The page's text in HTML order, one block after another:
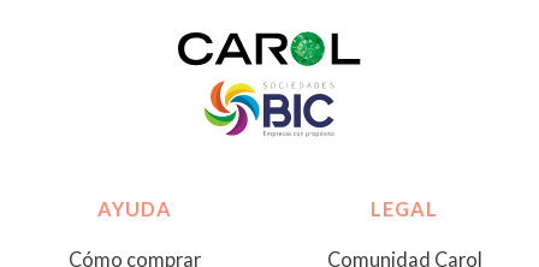
AYUDA
Cómo comprar
LEGAL
Comunidad Carol